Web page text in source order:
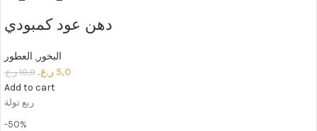
دهن عود كمبودي
البخور , العطور
10,0 ر.ع. 5,0 ر.ع.
Add to cart
ربع تولة
-50%